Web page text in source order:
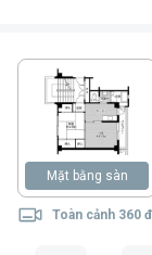
Mặt bằng sàn
Toàn cảnh 360